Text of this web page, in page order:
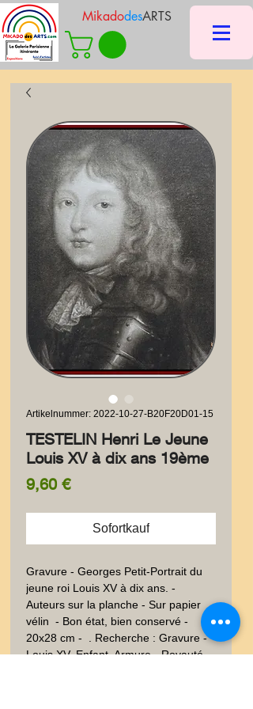
MikadodesARTS
Artikelnummer: 2022-10-27-B20F20D01-15
TESTELIN Henri Le Jeune
Louis XV à dix ans 19ème
9,60 €Preis
Sofortkauf
Gravure - Georges Petit-Portrait du
jeune roi Louis XV à dix ans. -
Auteurs sur la planche - Sur papier
vélin  - Bon état, bien conservé -
20x28 cm -  . Recherche : Gravure -
Louis XV, Enfant, Armure - Royauté -